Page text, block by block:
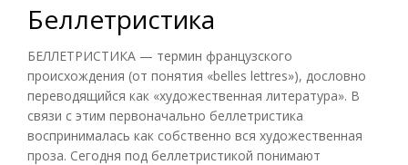
Беллетристика
БЕЛЛЕТРИСТИКА — термин французского
происхождения (от понятия «belles lettres»), дословно
переводящийся как «художественная литература». В
связи с этим первоначально беллетристика
воспринималась как собственно вся художественная
проза. Сегодня под беллетристикой понимают